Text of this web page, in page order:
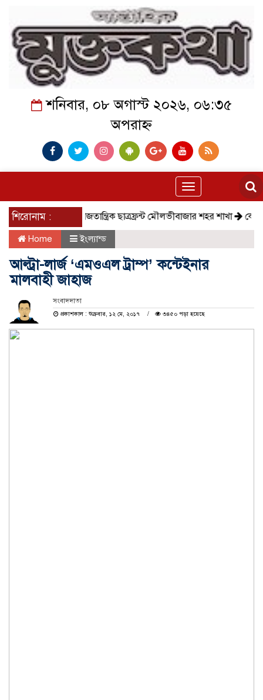
শনিবার, ০৮ অগাস্ট ২০২৬, ০৬:৩৫
অপরাহ্ন
Toggle
navigation
শিরোনাম :সমাজতান্ত্রিক ছাত্রফ্রন্ট মৌলভীবাজার শহর শাখা কেমন
Home ইংল্যান্ড
আল্ট্রা-লার্জ ‘এমওএল ট্রাম্প’ কন্টেইনার
মালবাহী জাহাজ
সংবাদদাতা
প্রকাশকাল : শুক্রবার, ১২ মে, ২০১৭
৩৪৫০ পড়া হয়েছে